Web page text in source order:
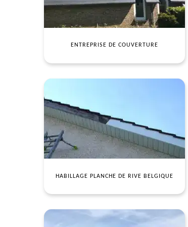
ENTREPRISE DE COUVERTURE
HABILLAGE PLANCHE DE RIVE BELGIQUE